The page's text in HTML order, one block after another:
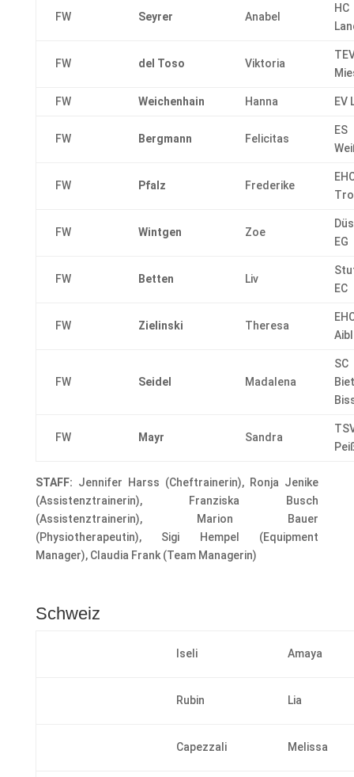
FW Seyrer Anabel
HC
FW del Toso Viktoria
FW Weichenhain Hanna EV
FW Bergmann Felicitas
ES
FW Pfalz Frederike
FW Wintgen Zoe
EG
FW Betten Liv
EC
FW Zielinski Theresa
FW Seidel Madalena
SC
FW Mayr Sandra
STAFF: Jennifer Harss (Cheftrainerin), Ronja Jenike
(Assistenztrainerin), Franziska Busch
(Assistenztrainerin), Marion Bauer
(Physiotherapeutin), Sigi Hempel (Equipment
Manager), Claudia Frank (Team Managerin)
Schweiz
Iseli Amaya
Rubin Lia
Capezzali Melissa